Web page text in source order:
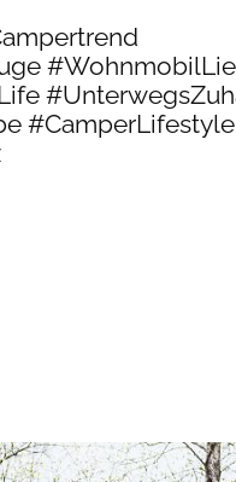
#CamperLifestyle